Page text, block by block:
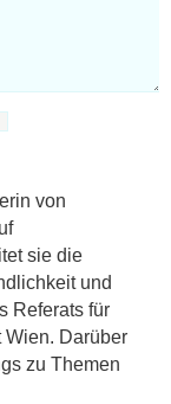
von
sie die
und
Referats für
Wien. Darüber
zu Themen